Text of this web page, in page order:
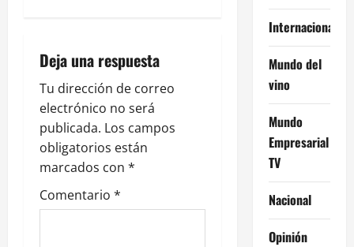
ó
n
d
e
e
Deja una respuesta
Tu dirección de correo
electrónico no será
publicada. Los campos
obligatorios están
marcados con *
Comentario *
Internacional
Mundo del
vino
Mundo
Empresarial
TV
Nacional
Opinión